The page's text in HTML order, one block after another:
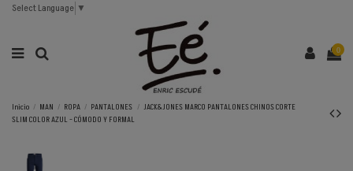
Select Language ▼
0
Inicio MAN ROPA PANTALONES
JACK&JONES MARCO PANTALONES CHINOS CORTE
SLIM COLOR AZUL - CÓMODO Y FORMAL